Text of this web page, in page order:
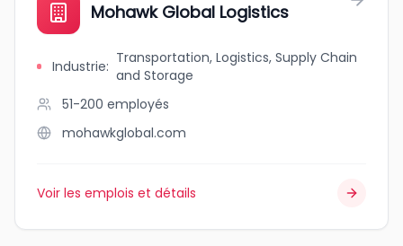
Mohawk Global Logistics
Industrie: Transportation, Logistics, Supply Chain
and Storage
51-200 employés
mohawkglobal.com
Voir les emplois et détails